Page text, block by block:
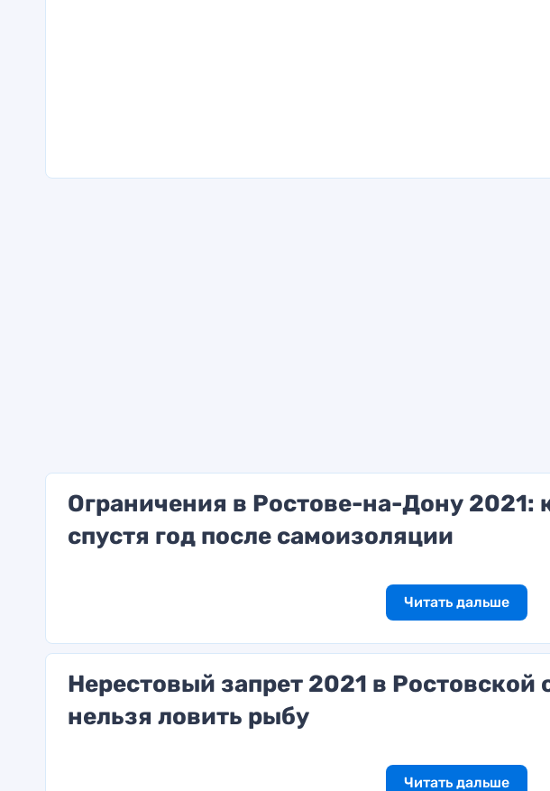
Ограничения в Ростове-на-Дону 2021:
спустя год после самоизоляции
Читать дальше
Нерестовый запрет 2021 в Ростовской
нельзя ловить рыбу
Читать дальше